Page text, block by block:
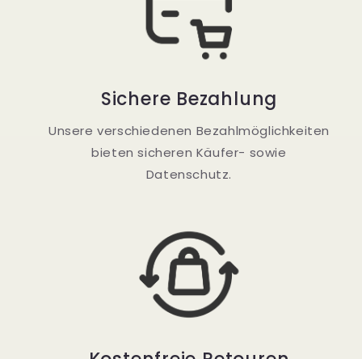
Sichere Bezahlung
Unsere verschiedenen Bezahlmöglichkeiten
bieten sicheren Käufer- sowie
Datenschutz.